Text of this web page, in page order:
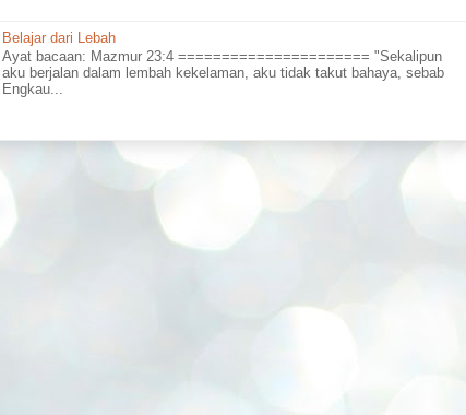
Belajar dari Lebah
Ayat bacaan: Mazmur 23:4 ====================== "Sekalipun
aku berjalan dalam lembah kekelaman, aku tidak takut bahaya, sebab
Engkau...